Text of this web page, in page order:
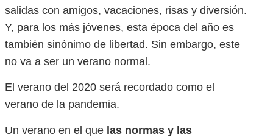
salidas con amigos, vacaciones, risas y diversión.
Y, para los más jóvenes, esta época del año es
también sinónimo de libertad. Sin embargo, este
no va a ser un verano normal.
El verano del 2020 será recordado como el
verano de la pandemia.
Un verano en el que las normas y las